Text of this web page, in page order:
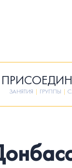
ЗАНЯТИЯ | ГРУППЫ |